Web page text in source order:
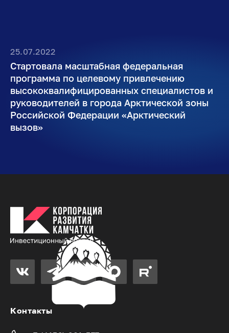
25.07.2022
Стартовала масштабная федеральная
программа по целевому привлечению
высококвалифицированных специалистов и
руководителей в города Арктической зоны
Российской Федерации «Арктический
вызов»
Контакты